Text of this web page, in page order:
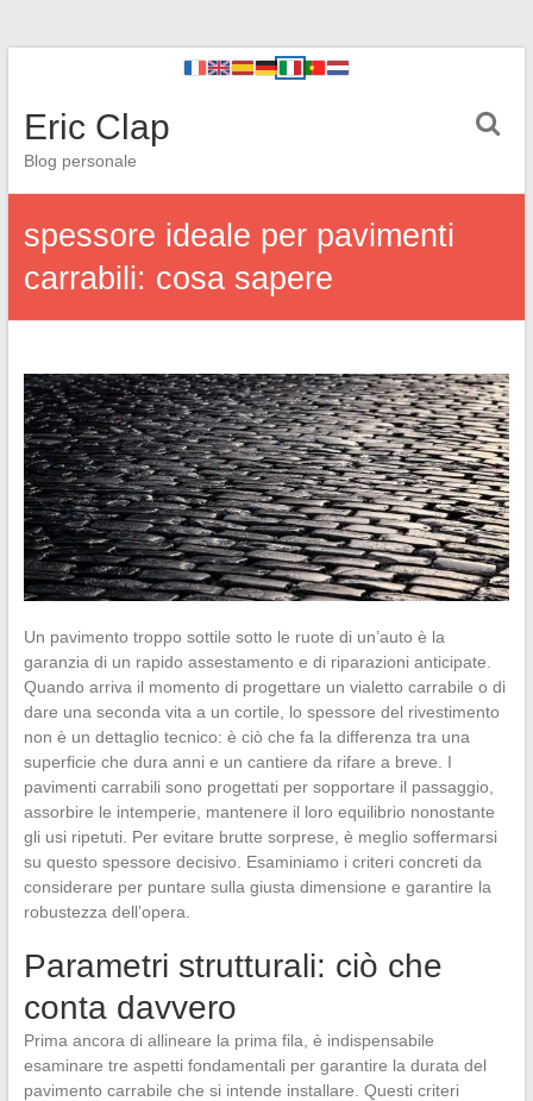
Eric Clap
Blog personale
spessore ideale per pavimenti
carrabili: cosa sapere
Un pavimento troppo sottile sotto le ruote di un’auto è la
garanzia di un rapido assestamento e di riparazioni anticipate.
Quando arriva il momento di progettare un vialetto carrabile o di
dare una seconda vita a un cortile, lo spessore del rivestimento
non è un dettaglio tecnico: è ciò che fa la differenza tra una
superficie che dura anni e un cantiere da rifare a breve. I
pavimenti carrabili sono progettati per sopportare il passaggio,
assorbire le intemperie, mantenere il loro equilibrio nonostante
gli usi ripetuti. Per evitare brutte sorprese, è meglio soffermarsi
su questo spessore decisivo. Esaminiamo i criteri concreti da
considerare per puntare sulla giusta dimensione e garantire la
robustezza dell’opera.
Parametri strutturali: ciò che
conta davvero
Prima ancora di allineare la prima fila, è indispensabile
esaminare tre aspetti fondamentali per garantire la durata del
pavimento carrabile che si intende installare. Questi criteri